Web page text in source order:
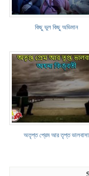
কিছু ভুল কিছু অভিমান
অতৃপ্ত প্রেম আর তৃপ্ত ভালবাসা